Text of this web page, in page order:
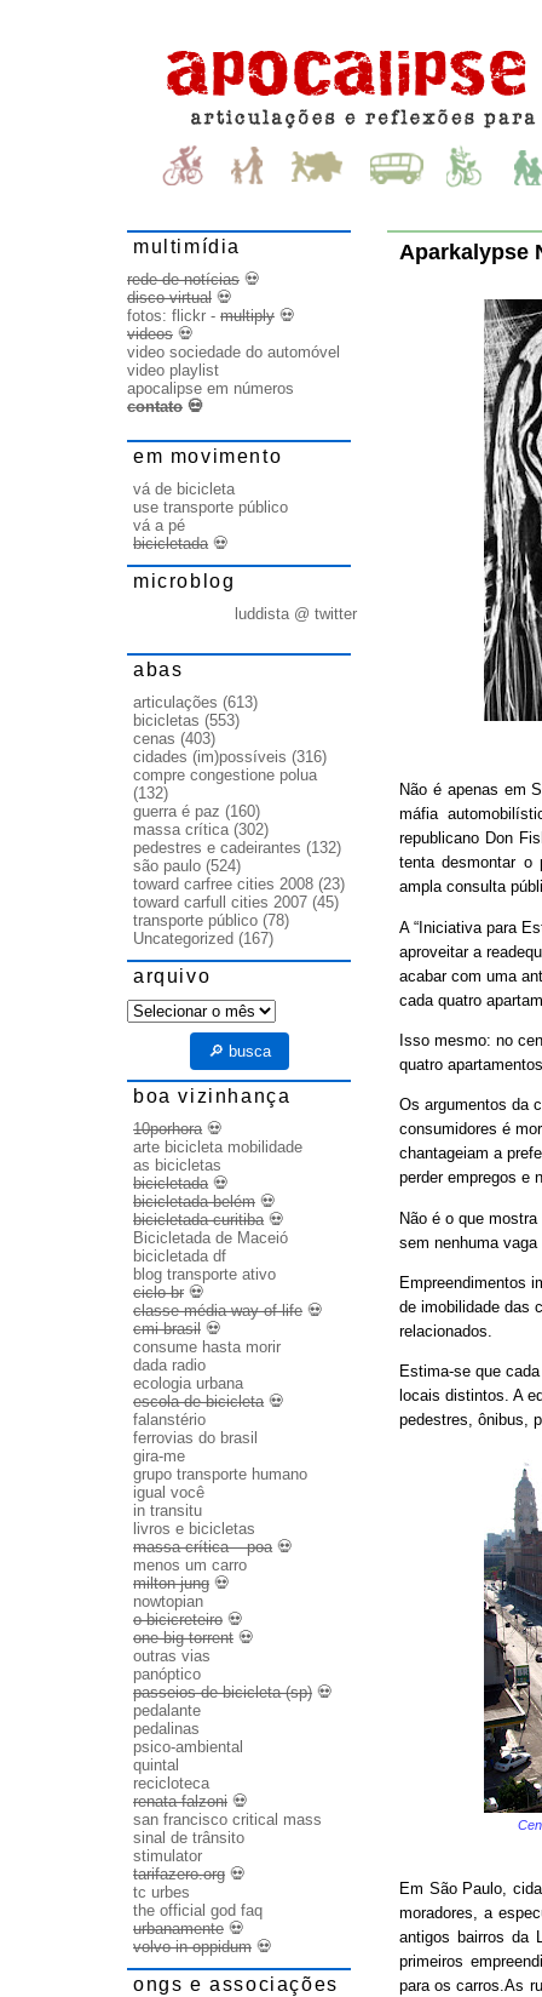
Aparkalypse
Não é apenas em
máfia
republicano Don
tenta desmontar o
ampla consulta
A “Iniciativa para
aproveitar a
acabar com uma
cada quatro
Isso mesmo: no
quatro
Os argumentos da
consumidores é
chantageiam a
perder empregos e
Não é o que
sem nenhuma
Empreendimentos
de imobilidade das
relacionados.
Estima-se que
locais distintos. A
pedestres, ônibus,
Em São Paulo,
moradores, a
antigos bairros da
primeiros
para os carros.As
multimídia
rede de notícias 💀
disco virtual 💀
fotos: flickr - multiply 💀
videos 💀
video sociedade do automóvel
video playlist
apocalipse em números
contato 💀
em movimento
vá de bicicleta
use transporte público
vá a pé
bicicletada💀
microblog
luddista @ twitter
abas
articulações (613)
bicicletas (553)
cenas (403)
cidades (im)possíveis (316)
compre congestione polua
(132)
guerra é paz (160)
massa crítica(302)
pedestres e cadeirantes (132)
são paulo (524)
toward carfree cities 2008 (23)
toward carfull cities 2007 (45)
transporte público (78)
Uncategorized (167)
arquivo
arquivo
🔎 busca
boa vizinhança
10porhora💀
arte bicicleta mobilidade
as bicicletas
bicicletada💀
bicicletada belém 💀
bicicletada curitiba💀
Bicicletada de Maceió
bicicletada df
blog transporte ativo
ciclo br 💀
classe média way of life 💀
cmi brasil 💀
consume hasta morir
dada radio
ecologia urbana
escola de bicicleta💀
falanstério
ferrovias do brasil
gira-me
grupo transporte humano
igual você
in transitu
livros e bicicletas
massa crítica – poa💀
menos um carro
milton jung 💀
nowtopian
o bicicreteiro 💀
one big torrent 💀
outras vias
panóptico
passeios de bicicleta (sp) 💀
pedalante
pedalinas
psico-ambiental
quintal
recicloteca
renata falzoni 💀
san francisco critical mass
sinal de trânsito
stimulator
tarifazero.org 💀
tc urbes
the official god faq
urbanamente 💀
volvo in oppidum 💀
ongs e associações